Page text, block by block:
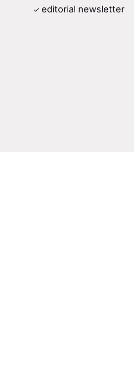
editorial newsletter